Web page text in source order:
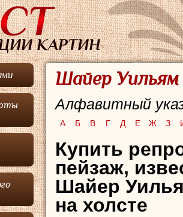
Шайер Уильям
Алфавитный
А Б В Г Д Е Ж З
Купить
пейзаж,
Шайер
на холсте